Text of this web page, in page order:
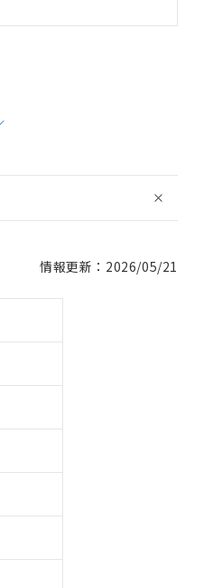
情報更新：2026/05/21